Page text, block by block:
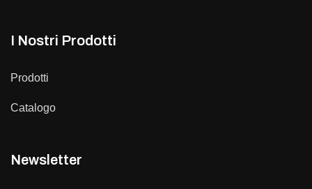
I Nostri Prodotti
Prodotti
Catalogo
Newsletter